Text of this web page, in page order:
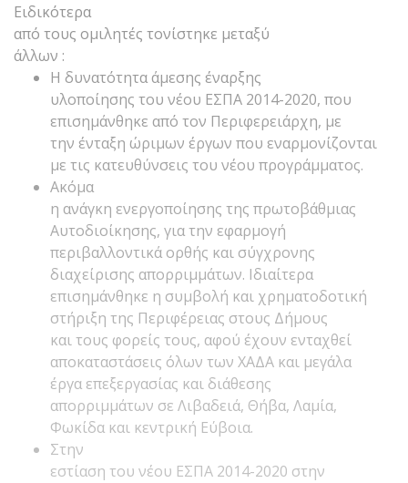
Ειδικότερα
από τους ομιλητές τονίστηκε μεταξύ
άλλων :
Η δυνατότητα άμεσης έναρξης
υλοποίησης του νέου ΕΣΠΑ 2014-2020, που
επισημάνθηκε από τον Περιφερειάρχη, με
την ένταξη ώριμων έργων που εναρμονίζονται
με τις κατευθύνσεις του νέου προγράμματος.
Ακόμα
η ανάγκη ενεργοποίησης της πρωτοβάθμιας
Αυτοδιοίκησης, για την εφαρμογή
περιβαλλοντικά ορθής και σύγχρονης
διαχείρισης απορριμμάτων. Ιδιαίτερα
επισημάνθηκε η συμβολή και χρηματοδοτική
στήριξη της Περιφέρειας στους Δήμους
και τους φορείς τους, αφού έχουν ενταχθεί
αποκαταστάσεις όλων των ΧΑΔΑ και μεγάλα
έργα επεξεργασίας και διάθεσης
απορριμμάτων σε Λιβαδειά, Θήβα, Λαμία,
Φωκίδα και κεντρική Εύβοια.
Στην
εστίαση του νέου ΕΣΠΑ 2014-2020 στην